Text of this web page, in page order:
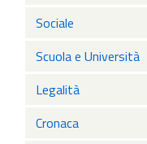
Sociale
Scuola e Università
Legalità
Cronaca